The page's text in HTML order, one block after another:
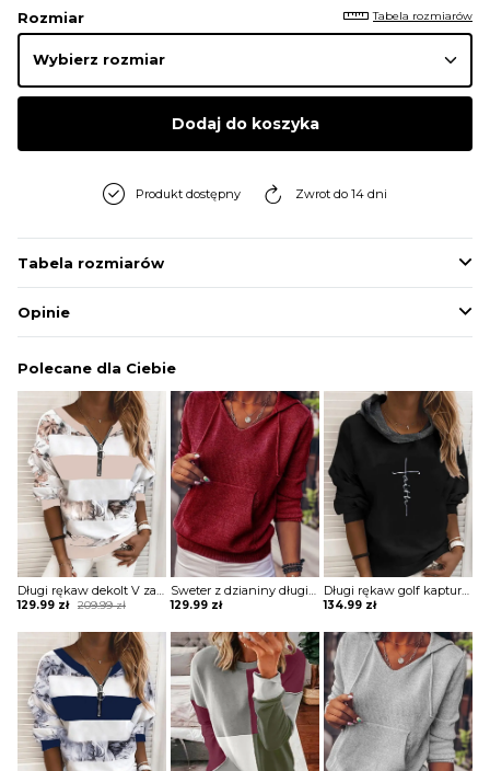
Rozmiar Tabela rozmiarów
Dodaj do koszyka
Produkt dostępny Zwrot do 14 dni
Tabela rozmiarów
Opinie
Polecane dla Ciebie
209.99zł
Original
was:
209.99 zł.
129.99 zł
Current
is:
129.99 zł.
129.99 zł
Długi rękaw golf kaptur kieszeń kangurka napis wzór ściągacz na co dzień casual sportowa bluza Irmgarda
134.99 zł